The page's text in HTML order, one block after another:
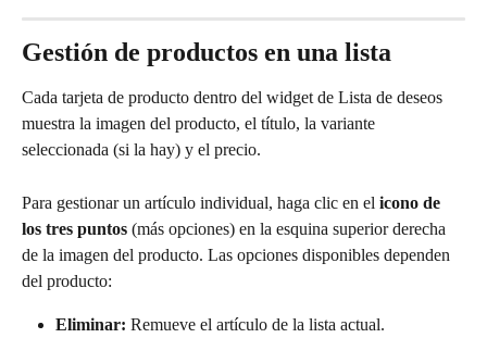
Gestión de productos en una lista
Cada tarjeta de producto dentro del widget de Lista de deseos
muestra la imagen del producto, el título, la variante
seleccionada (si la hay) y el precio.
Para gestionar un artículo individual, haga clic en el icono de
los tres puntos (más opciones) en la esquina superior derecha
de la imagen del producto. Las opciones disponibles dependen
del producto:
Eliminar: Remueve el artículo de la lista actual.